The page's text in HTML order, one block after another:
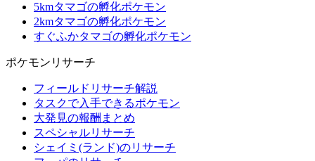
5kmタマゴの孵化ポケモン
2kmタマゴの孵化ポケモン
すぐふかタマゴの孵化ポケモン
ポケモンリサーチ
フィールドリサーチ解説
タスクで入手できるポケモン
大発見の報酬まとめ
スペシャルリサーチ
シェイミ(ランド)のリサーチ